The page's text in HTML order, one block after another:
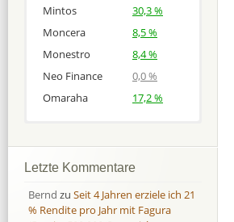
Mintos
30,3 %
Moncera
8,5 %
Monestro
8,4 %
Neo Finance
0,0 %
Omaraha
17,2 %
Bondora
Finbee
43,2%
Bondora
Finbee
35,2%
Letzte Kommentare
Bernd zu Seit 4 Jahren erziele ich 21
% Rendite pro Jahr mit Fagura